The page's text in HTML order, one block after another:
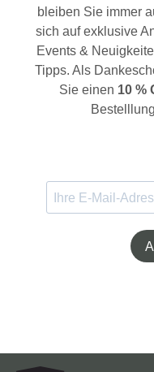
bleiben Sie immer
sich auf exklusive
Events &
Tipps. Als
Sie einen 10 %